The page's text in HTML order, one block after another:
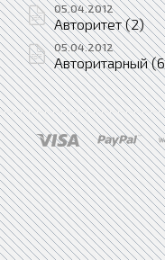
05.04.2012
Авторитет (2)
05.04.2012
Авторитарный